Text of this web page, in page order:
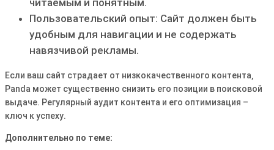
читаемым и понятным․
Пользовательский опыт: Сайт должен быть
удобным для навигации и не содержать
навязчивой рекламы․
Если ваш сайт страдает от низкокачественного контента‚
Panda может существенно снизить его позиции в поисковой
выдаче․ Регулярный аудит контента и его оптимизация –
ключ к успеху․
Дополнительно по теме: